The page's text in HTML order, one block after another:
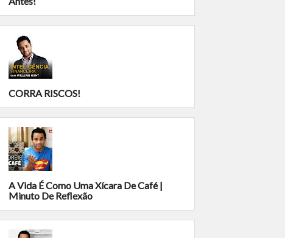
CORRA RISCOS!
A Vida É Como Uma Xícara De Café |
Minuto De Reflexão